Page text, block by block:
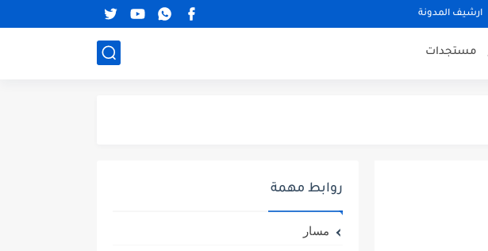
ارشيف المدونة
مستجدات
روابط مهمة
مسار